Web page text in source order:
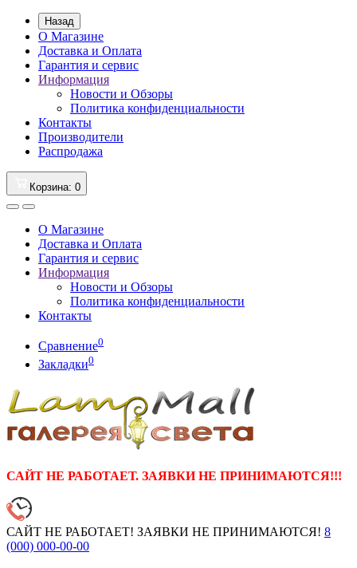
Назад
О Магазине
Доставка и Оплата
Гарантия и сервис
Информация
Новости и Обзоры
Политика конфиденциальности
Контакты
Производители
Распродажа
Корзина: 0
О Магазине
Доставка и Оплата
Гарантия и сервис
Информация
Новости и Обзоры
Политика конфиденциальности
Контакты
Сравнение0
Закладки0
САЙТ НЕ РАБОТАЕТ. ЗАЯВКИ НЕ ПРИНИМАЮТСЯ!!!
САЙТ НЕ РАБОТАЕТ! ЗАЯВКИ НЕ ПРИНИМАЮТСЯ! 8
(000) 000-00-00